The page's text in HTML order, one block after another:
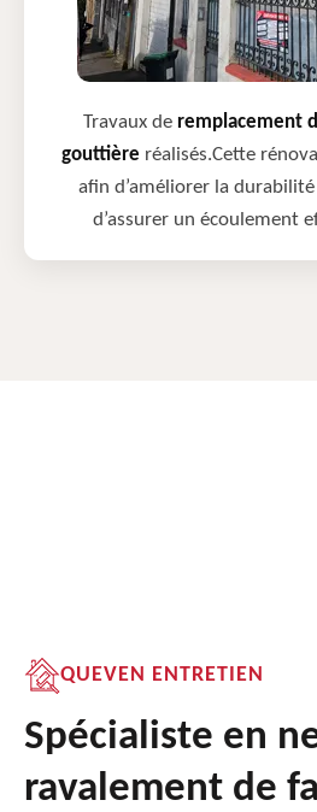
Travaux de remplacement
gouttière réalisés.Cette
afin d’améliorer la
d’assurer un écoulement
QUEVEN ENTRETIEN
Spécialiste en
ravalement de